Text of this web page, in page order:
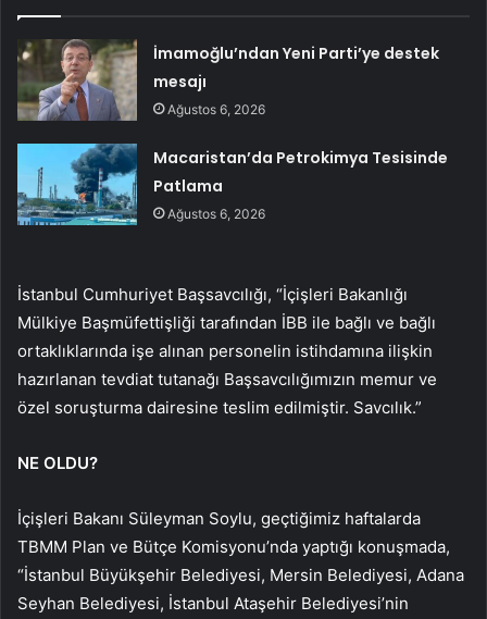
İmamoğlu’ndan Yeni Parti’ye destek
mesajı
Ağustos 6, 2026
Macaristan’da Petrokimya Tesisinde
Patlama
Ağustos 6, 2026
İstanbul Cumhuriyet Başsavcılığı, “İçişleri Bakanlığı
Mülkiye Başmüfettişliği tarafından İBB ile bağlı ve bağlı
ortaklıklarında işe alınan personelin istihdamına ilişkin
hazırlanan tevdiat tutanağı Başsavcılığımızın memur ve
özel soruşturma dairesine teslim edilmiştir. Savcılık.”
NE OLDU?
İçişleri Bakanı Süleyman Soylu, geçtiğimiz haftalarda
TBMM Plan ve Bütçe Komisyonu’nda yaptığı konuşmada,
“İstanbul Büyükşehir Belediyesi, Mersin Belediyesi, Adana
Seyhan Belediyesi, İstanbul Ataşehir Belediyesi’nin